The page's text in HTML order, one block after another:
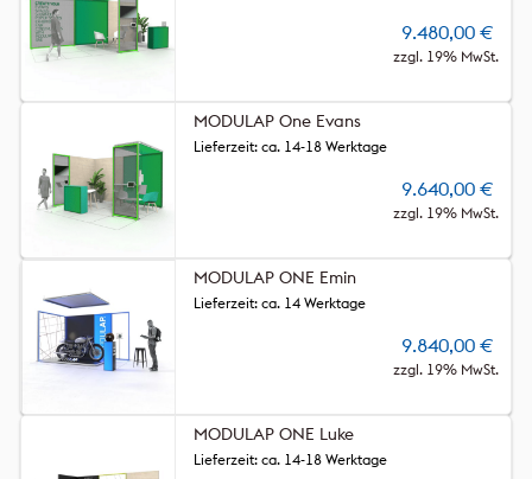
9.480,00 €
zzgl. 19% MwSt.
MODULAP One Evans
9.640,00 €
zzgl. 19% MwSt.
Lieferzeit: ca. 14-18 Werktage
MODULAP ONE Emin
9.840,00 €
zzgl. 19% MwSt.
Lieferzeit: ca. 14 Werktage
MODULAP ONE Luke
Lieferzeit: ca. 14-18 Werktage